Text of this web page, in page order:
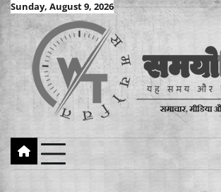
Skip
to
content
Sunday, August 9, 2026